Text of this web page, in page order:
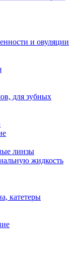
и овуляции
для зубных
линзы
жидкость
катетеры